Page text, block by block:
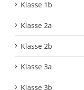
Klasse 1b
Klasse 2a
Klasse 2b
Klasse 3a
Klasse 3b